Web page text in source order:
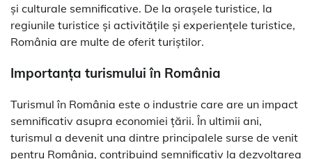
și culturale semnificative. De la orașele turistice, la
regiunile turistice și activitățile și experiențele turistice,
România are multe de oferit turiștilor.
Importanța turismului în România
Turismul în România este o industrie care are un impact
semnificativ asupra economiei țării. În ultimii ani,
turismul a devenit una dintre principalele surse de venit
pentru România, contribuind semnificativ la dezvoltarea